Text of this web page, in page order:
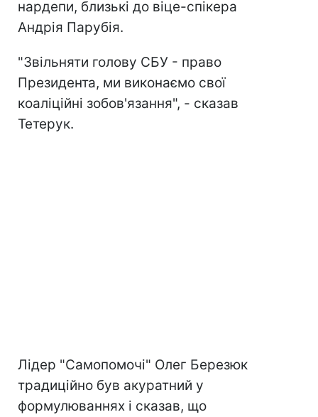
нардепи, близькі до віце-спікера
Андрія Парубія.
"Звільняти голову СБУ - право
Президента, ми виконаємо свої
коаліційні зобов'язання", - сказав
Тетерук.
Лідер "Самопомочі" Олег Березюк
традиційно був акуратний у
формулюваннях і сказав, що